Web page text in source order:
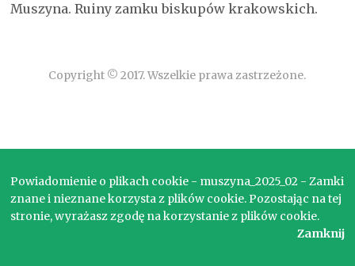
Muszyna. Ruiny zamku biskupów krakowskich.
Copyright © 2017. Wszelkie prawa zastrzeżone.
Powiadomienie o plikach cookie - muszyna_2025_02 - Zamki
znane i nieznane korzysta z plików cookie. Pozostając na tej
stronie, wyrażasz zgodę na korzystanie z plików cookie.
Zamknij